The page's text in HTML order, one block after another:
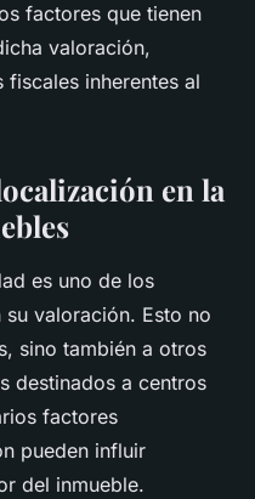
factores que tienen
valoración,
inherentes al
en la
es uno de los
valoración. Esto no
sino también a otros
destinados a centros
factores
pueden influir
del inmueble.